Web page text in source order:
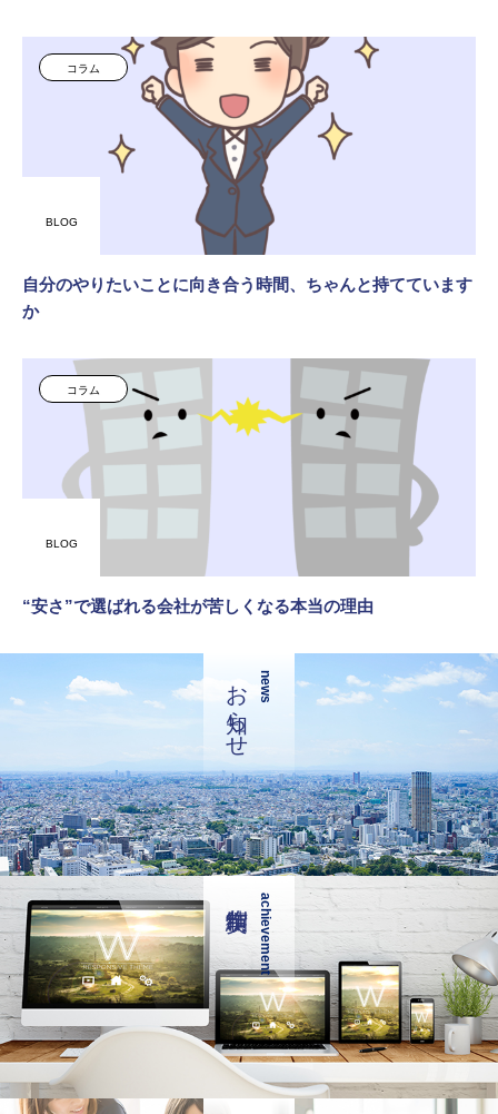
コラム
BLOG
自分のやりたいことに向き合う時間、ちゃんと持てています
か
コラム
BLOG
“安さ”で選ばれる会社が苦しくなる本当の理由
news
お知らせ
achievement